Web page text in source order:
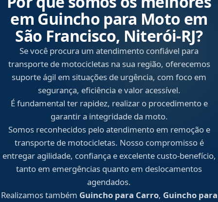
em Guincho para Moto em
São Francisco, Niterói‑RJ?
Se você procura um atendimento confiável para
transporte de motocicletas na sua região, oferecemos
suporte ágil em situações de urgência, com foco em
segurança, eficiência e valor acessível.
É fundamental ter rapidez, realizar o procedimento e
garantir a integridade da moto.
Somos reconhecidos pelo atendimento em remoção e
transporte de motocicletas. Nosso compromisso é
entregar agilidade, confiança e excelente custo-benefício,
tanto em emergências quanto em deslocamentos
agendados.
Realizamos também Guincho para Carro, Guincho para